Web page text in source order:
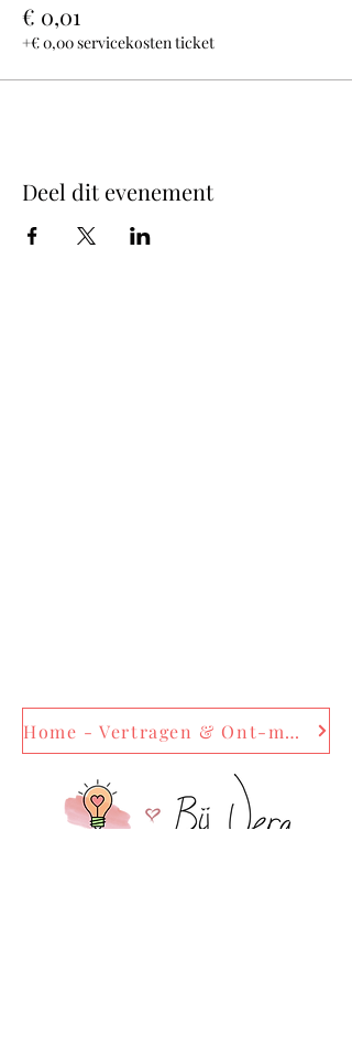
€ 0,01
+€ 0,00 servicekosten ticket
Deel dit evenement
Home - Vertragen & Ont-moeten